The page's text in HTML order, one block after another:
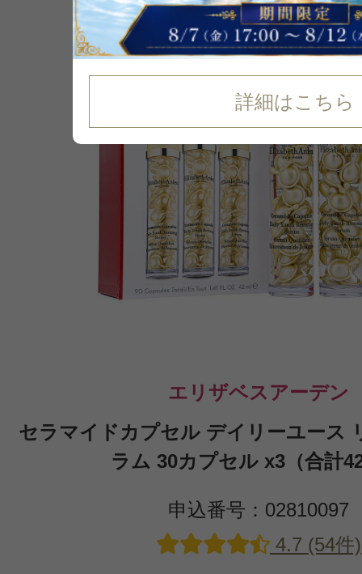
詳細はこちら
エリザベスアーデン
セラマイドカプセル デイリーユース
ラム 30カプセル x3（合計
申込番号：02810097
4.7 (54件)